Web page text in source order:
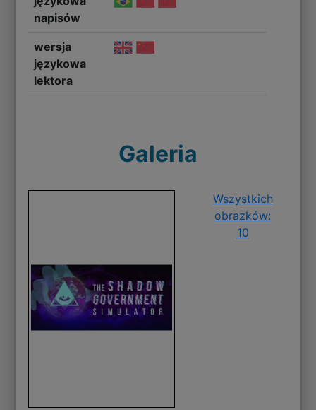
napisów
wersja
językowa
lektora
Galeria
Wszystkich
obrazków:
10